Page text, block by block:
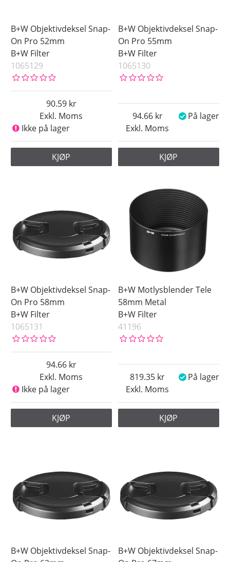
B+W Objektivdeksel Snap-
On Pro 52mm
B+W Filter
1065129
Exkl. Moms
90.59
Ikke på lager
KJØP
B+W Objektivdeksel Snap-
On Pro 55mm
B+W Filter
1065130
Exkl. Moms
94.66 På lager
KJØP
B+W Objektivdeksel Snap-
On Pro 58mm
B+W Filter
1065131
Exkl. Moms
94.66
Ikke på lager
KJØP
B+W Motlysblender Tele
58mm Metal
B+W Filter
41196
Exkl. Moms
819.35 På lager
KJØP
B+W Objektivdeksel Snap-
B+W Objektivdeksel Snap-